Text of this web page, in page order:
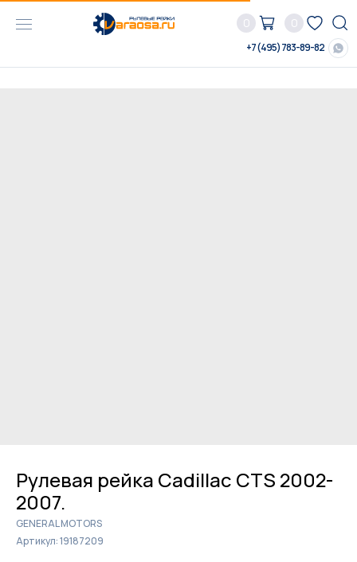
0 0
+7 (495) 783-89-82
Рулевая рейка Cadillac CTS 2002-
2007.
GENERAL MOTORS
Артикул:19187209